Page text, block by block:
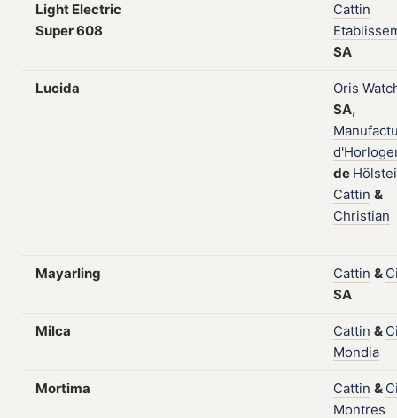
Light Electric
Super 608
Cattin
SA
Lucida Oris
SA,
de
Cattin &
Christian
Mayarling Cattin &
SA
Milca Cattin &
Mondia
Mortima Cattin &
Montres